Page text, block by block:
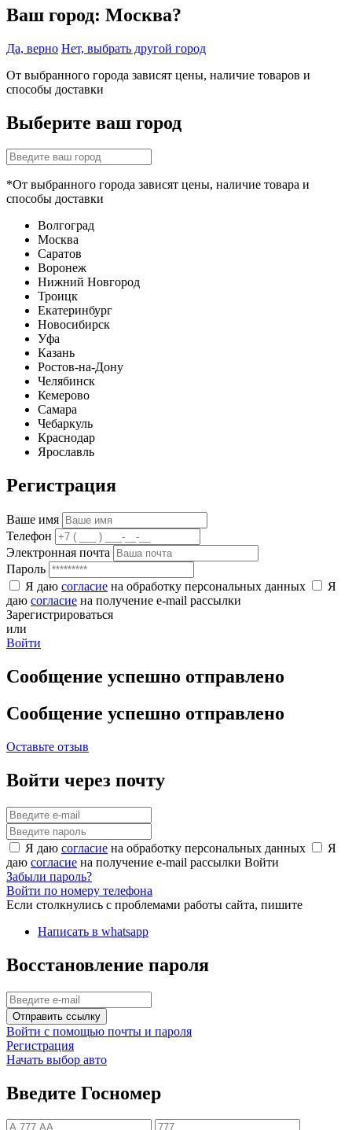
Ваш город: Москва?
Да, верно Нет, выбрать другой город
От выбранного города зависят цены, наличие товаров и
способы доставки
Выберите ваш город
*От выбранного города зависят цены, наличие товара и
способы доставки
Волгоград
Москва
Саратов
Воронеж
Нижний Новгород
Троицк
Екатеринбург
Новосибирск
Уфа
Казань
Ростов-на-Дону
Челябинск
Кемерово
Самара
Чебаркуль
Краснодар
Ярославль
Регистрация
Ваше имя
Телефон
Электронная почта
Пароль
Я даю согласие на обработку персональных данных
Я
даю согласие на получение e-mail рассылки
Зарегистрироваться
или
Войти
Сообщение успешно отправлено
Сообщение успешно отправлено
Оставьте отзыв
Войти через почту
Я даю согласие на обработку персональных данных
Я
даю согласие на получение e-mail рассылки Войти
Забыли пароль?
Войти по номеру телефона
Если столкнулись с проблемами работы сайта, пишите
Написать в whatsapp
Восстановление пароля
Отправить ссылку
Войти с помощью почты и пароля
Регистрация
Начать выбор авто
Введите Госномер